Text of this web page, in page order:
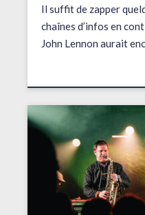
Il suffit de zapper
chaînes d’infos en
John Lennon aurait